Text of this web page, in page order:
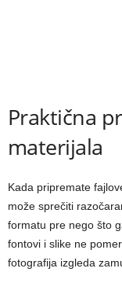
Praktična
materijala
Kada pripremate
može sprečiti
formatu pre nego što
fontovi i slike ne
fotografija izgleda